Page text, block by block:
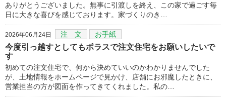
ありがとうございました。無事に引渡しを終え、この家で過ごす毎
日に大きな喜びを感じております。家づくりのき…
2026年06月24日 注 文 お手紙
今度引っ越すとしてもポラスで注文住宅をお願いしたいで
す
初めての注文住宅で、何から決めていいのかわかりませんでした
が、土地情報をホームページで見かけ、店舗にお邪魔したときに、
営業担当の方が図面を作ってきてくれました。私の…